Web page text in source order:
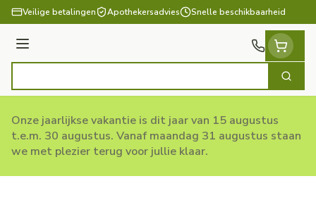
Ga naar de inhoud
Veilige betalingen Apothekersadvies Snelle beschikbaarheid
Menu
Zoek
Onze jaarlijkse vakantie is dit jaar van 15 augustus
t.e.m. 30 augustus. Vanaf maandag 31 augustus staan
we met plezier terug voor jullie klaar.